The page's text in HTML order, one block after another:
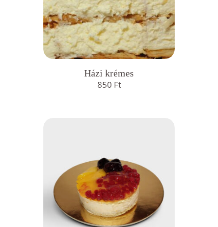
Házi krémes
850 Ft